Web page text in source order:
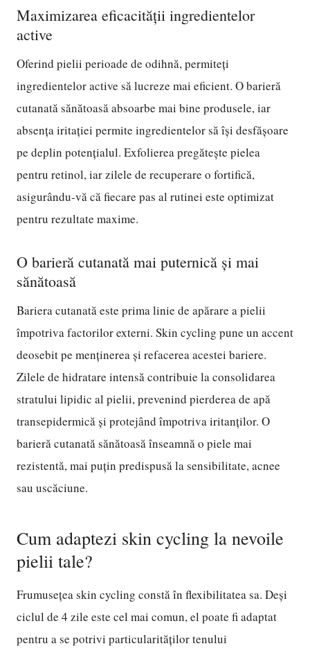
Maximizarea eficacității ingredientelor
active
Oferind pielii perioade de odihnă, permiteți
ingredientelor active să lucreze mai eficient. O barieră
cutanată sănătoasă absoarbe mai bine produsele, iar
absența iritației permite ingredientelor să își desfășoare
pe deplin potențialul. Exfolierea pregătește pielea
pentru retinol, iar zilele de recuperare o fortifică,
asigurându-vă că fiecare pas al rutinei este optimizat
pentru rezultate maxime.
O barieră cutanată mai puternică și mai
sănătoasă
Bariera cutanată este prima linie de apărare a pielii
împotriva factorilor externi. Skin cycling pune un accent
deosebit pe menținerea și refacerea acestei bariere.
Zilele de hidratare intensă contribuie la consolidarea
stratului lipidic al pielii, prevenind pierderea de apă
transepidermică și protejând împotriva iritanților. O
barieră cutanată sănătoasă înseamnă o piele mai
rezistentă, mai puțin predispusă la sensibilitate, acnee
sau uscăciune.
Cum adaptezi skin cycling la nevoile
pielii tale?
Frumusețea skin cycling constă în flexibilitatea sa. Deși
ciclul de 4 zile este cel mai comun, el poate fi adaptat
pentru a se potrivi particularităților tenului